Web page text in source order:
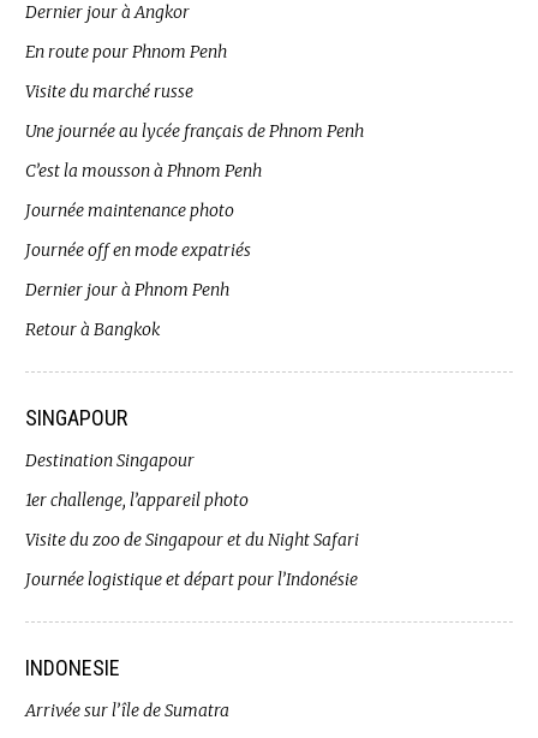
Dernier jour à Angkor
En route pour Phnom Penh
Visite du marché russe
Une journée au lycée français de Phnom Penh
C’est la mousson à Phnom Penh
Journée maintenance photo
Journée off en mode expatriés
Dernier jour à Phnom Penh
Retour à Bangkok
SINGAPOUR
Destination Singapour
1er challenge, l’appareil photo
Visite du zoo de Singapour et du Night Safari
Journée logistique et départ pour l’Indonésie
INDONESIE
Arrivée sur l’île de Sumatra